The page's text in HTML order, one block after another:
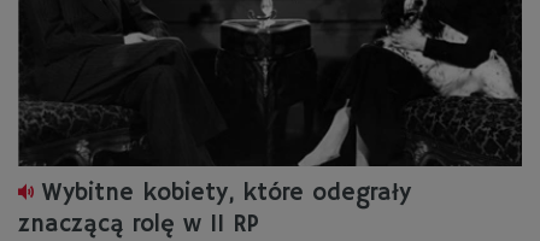
Wybitne kobiety, które odegrały
znaczącą rolę w II RP